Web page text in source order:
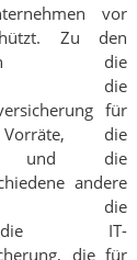
vor
Zu den
die
die
für
die
und die
andere
wie die
die IT-
die für